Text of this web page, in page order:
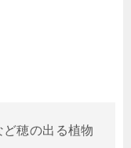
穂の出る植物